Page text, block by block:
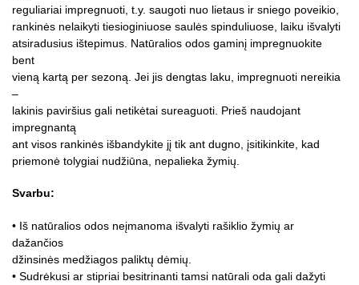
reguliariai impregnuoti, t.y. saugoti nuo lietaus ir sniego poveikio,
rankinės nelaikyti tiesioginiuose saulės spinduliuose, laiku išvalyti
atsiradusius ištepimus. Natūralios odos gaminį impregnuokite
bent
vieną kartą per sezoną. Jei jis dengtas laku, impregnuoti nereikia
–
lakinis paviršius gali netikėtai sureaguoti. Prieš naudojant
impregnantą
ant visos rankinės išbandykite jį tik ant dugno, įsitikinkite, kad
priemonė tolygiai nudžiūna, nepalieka žymių.
Svarbu:
• Iš natūralios odos neįmanoma išvalyti rašiklio žymių ar
dažančios
džinsinės medžiagos paliktų dėmių.
• Sudrėkusi ar stipriai besitrinanti tamsi natūrali oda gali dažyti